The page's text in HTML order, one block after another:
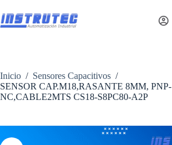
al
contenido
Inicio / Sensores Capacitivos /
SENSOR CAP.M18,RASANTE 8MM, PNP-
NC,CABLE2MTS CS18-S8PC80-A2P